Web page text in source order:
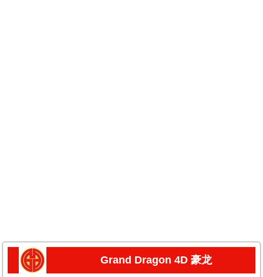
Grand Dragon 4D 豪龙